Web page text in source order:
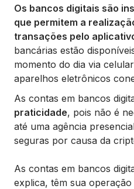
Os bancos digitais são
que permitem a
transações pelo
bancárias estão
momento do dia via
aparelhos eletrônicos
As contas em bancos
praticidade, pois não é
até uma agência
seguras por causa da
As contas em bancos
explica, têm sua